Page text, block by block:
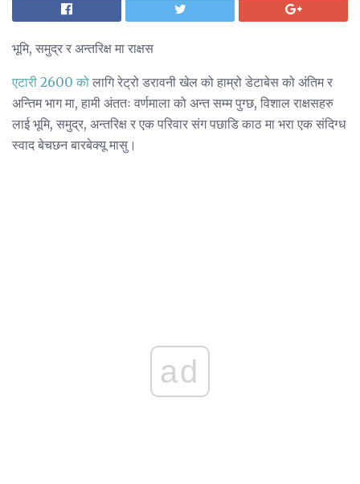
भूमि, समुद्र र अन्तरिक्ष मा राक्षस
एटारी 2600 को लागि रेट्रो डरावनी खेल को हाम्रो डेटाबेस को अंतिम र
अन्तिम भाग मा, हामी अंततः वर्णमाला को अन्त सम्म पुग्छ, विशाल राक्षसहरु
लाई भूमि, समुद्र, अन्तरिक्ष र एक परिवार संग पछाडि काठ मा भरा एक संदिग्ध
स्वाद बेचछन बारबेक्यू मासु।
ad